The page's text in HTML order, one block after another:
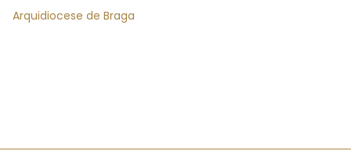
Arquidiocese de Braga